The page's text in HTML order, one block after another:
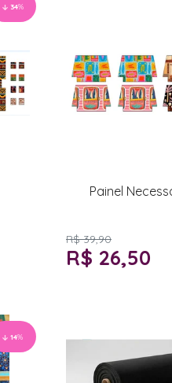
34%
Painel
R$ 39,90
R$ 26,50
14%